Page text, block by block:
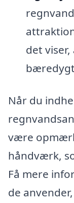
det
Når du
være
håndværk,
Få mere
de